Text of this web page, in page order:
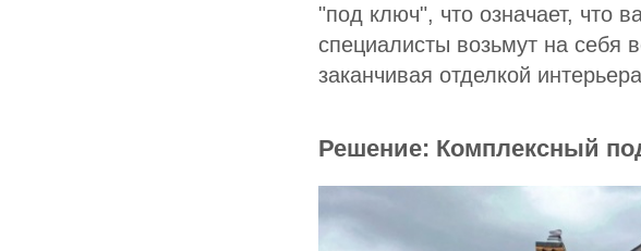
"под ключ", что означает, что
специалисты возьмут на себя
заканчивая отделкой
Решение: Комплексный